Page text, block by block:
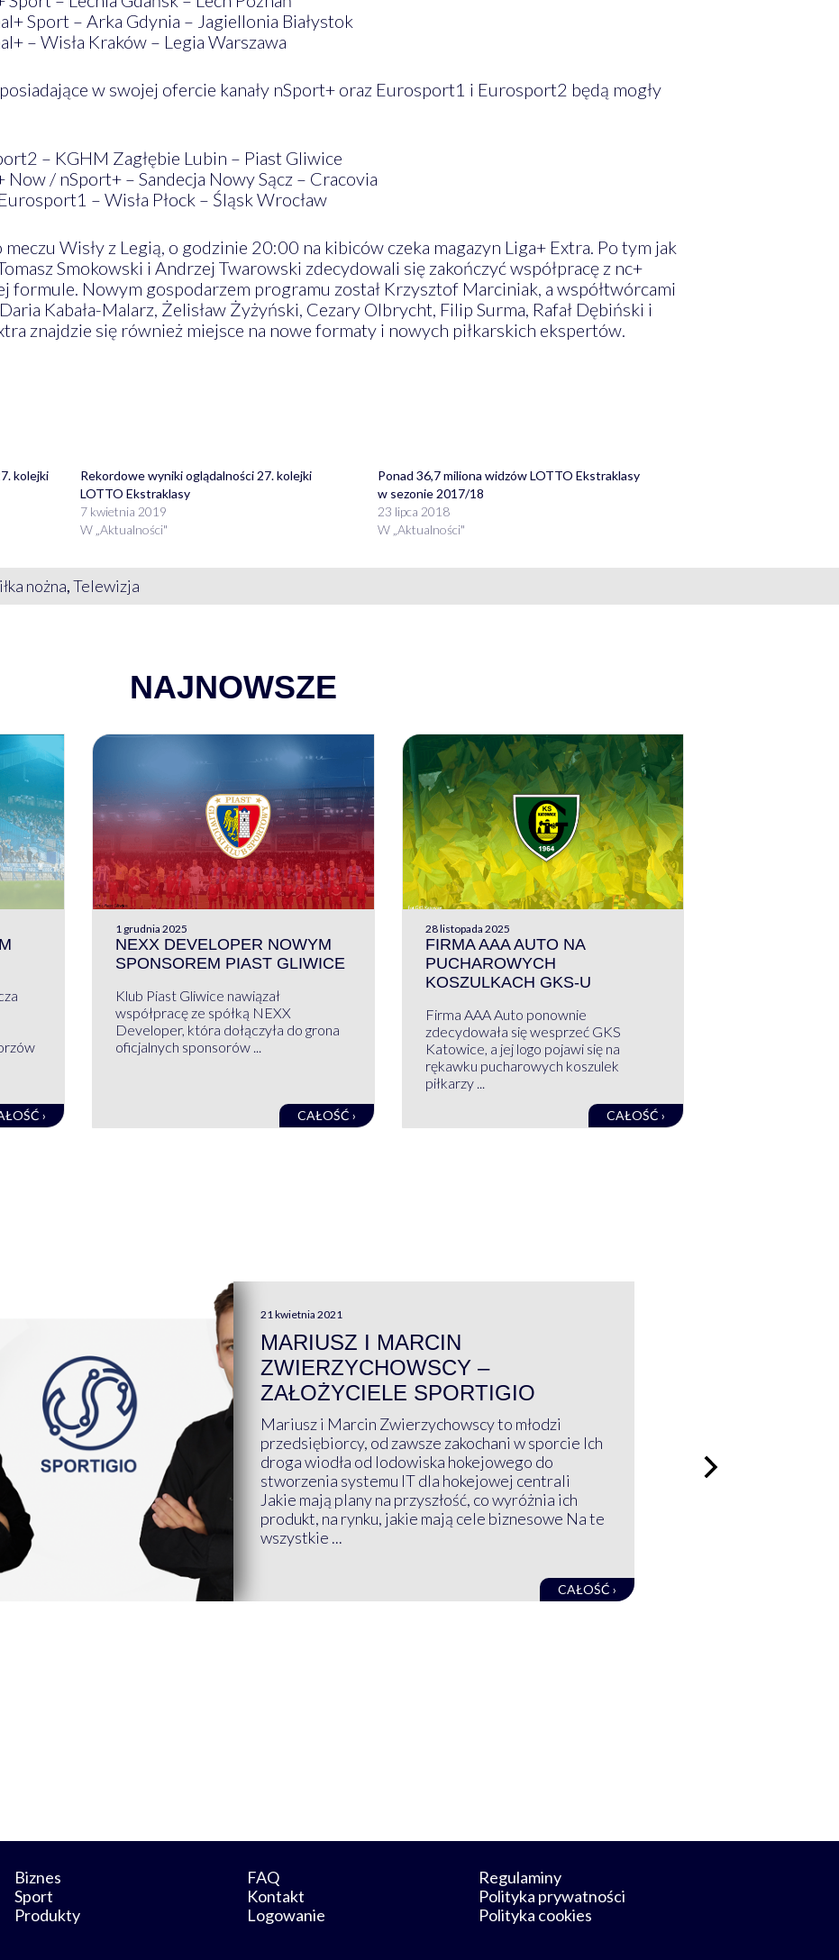
Sport – Arka Gdynia – Jagiellonia Białystok
– Wisła Kraków – Legia Warszawa
w swojej ofercie kanały nSport+ oraz Eurosport1 i Eurosport2 będą mogły
– KGHM Zagłębie Lubin – Piast Gliwice
/ nSport+ – Sandecja Nowy Sącz – Cracovia
– Wisła Płock – Śląsk Wrocław
Wisły z Legią, o godzinie 20:00 na kibiców czeka magazyn Liga+ Extra. Po tym jak
Smokowski i Andrzej Twarowski zdecydowali się zakończyć współpracę z nc+
formule. Nowym gospodarzem programu został Krzysztof Marciniak, a współtwórcami
Kabała-Malarz, Żelisław Żyżyński, Cezary Olbrycht, Filip Surma, Rafał Dębiński i
znajdzie się również miejsce na nowe formaty i nowych piłkarskich ekspertów.
kolejki
Rekordowe wyniki oglądalności 27. kolejki
LOTTO Ekstraklasy
7 kwietnia 2019
W „Aktualności"
Ponad 36,7 miliona widzów LOTTO Ekstraklasy
w sezonie 2017/18
23 lipca 2018
W „Aktualności"
nożna,Telewizja
NAJNOWSZE
›
1 grudnia 2025
NEXX DEVELOPER NOWYM
SPONSOREM PIAST GLIWICE
Klub Piast Gliwice nawiązał
współpracę ze spółką NEXX
Developer, która dołączyła do grona
oficjalnych sponsorów ...
CAŁOŚĆ ›
28 listopada 2025
FIRMA AAA AUTO NA
PUCHAROWYCH
KOSZULKACH GKS-U
Firma AAA Auto ponownie
zdecydowała się wesprzeć GKS
Katowice, a jej logo pojawi się na
rękawku pucharowych koszulek
piłkarzy ...
CAŁOŚĆ ›
21 kwietnia 2021
MARIUSZ I MARCIN
ZWIERZYCHOWSCY –
ZAŁOŻYCIELE SPORTIGIO
Mariusz i Marcin Zwierzychowscy to młodzi
przedsiębiorcy, od zawsze zakochani w sporcie Ich
droga wiodła od lodowiska hokejowego do
stworzenia systemu IT dla hokejowej centrali
Jakie mają plany na przyszłość, co wyróżnia ich
produkt, na rynku, jakie mają cele biznesowe Na te
wszystkie ...
CAŁOŚĆ ›
Biznes
Sport
Produkty
FAQ
Kontakt
Logowanie
Regulaminy
Polityka prywatności
Polityka cookies